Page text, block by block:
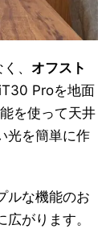
、 オフスト
Proを地面
を使って天井
光を簡単に作
ルな機能のお
がります。